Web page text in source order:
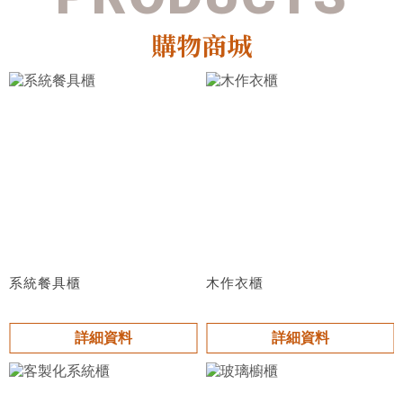
購物商城
系統餐具櫃
詳細資料
木作衣櫃
詳細資料